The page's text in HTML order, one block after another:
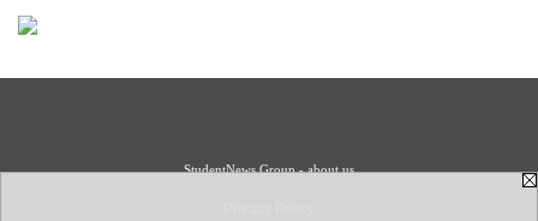
StudentNews Group - about us